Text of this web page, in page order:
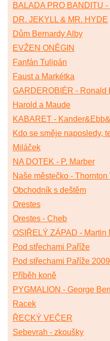
BALADA PRO BANDITU
DR. JEKYLL & MR. HYDE
Dům Bernardy Alby
EVŽEN ONĚGIN
Fanfán Tulipán
Faust a Markétka
GARDEROBIÉR - Ronald
Harold a Maude
KABARET -
Kdo se směje naposledy,
Miláček
NA DOTEK - P. Marber
Naše městečko - Thornton
Obchodník s deštěm
Orestes
Orestes - Cheb
OSIŘELÝ ZÁPAD - Martin
Pod střechami Paříže
Pod střechami Paříže 2009
Příběh koně
PYGMALION - George
Racek
ŘECKÝ VEČER
Sebevrah - zkoušky